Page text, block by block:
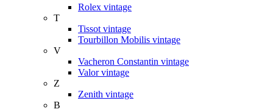
Rolex vintage
T
Tissot vintage
Tourbillon Mobilis vintage
V
Vacheron Constantin vintage
Valor vintage
Z
Zenith vintage
В